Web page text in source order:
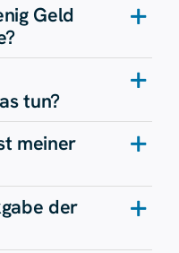
Geld
tun?
meiner
der